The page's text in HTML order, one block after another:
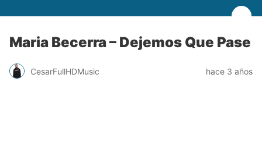
Maria Becerra – Dejemos Que Pase
CesarFullHDMusic hace 3 años